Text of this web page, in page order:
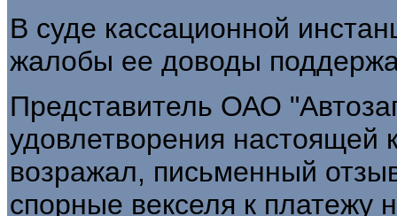
В суде кассационной
жалобы ее доводы
Представитель ОАО
удовлетворения настоящей
возражал, письменный
спорные векселя к платежу